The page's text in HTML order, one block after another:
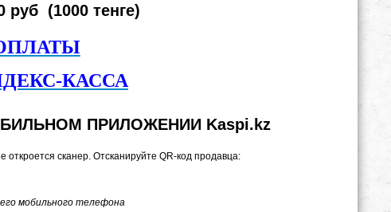
руб (1000 тенге)
КАССА
ПРИЛОЖЕНИИ Kaspi.kz
сканер. Отсканируйте QR-код продавца:
мобильного телефона